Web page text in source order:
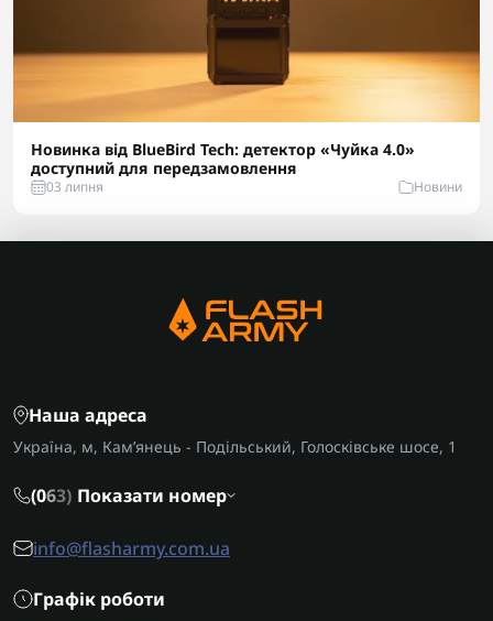
Новинка від BlueBird Tech: детектор «Чуйка 4.0»
доступний для передзамовлення
03 липня Новини
Наша адреса
Україна, м, Кам’янець - Подільський, Голосківське шосе, 1
(063) Показати номер
info@flasharmy.com.ua
Графік роботи